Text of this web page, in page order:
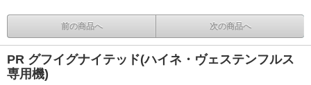
前の商品へ 次の商品へ
PR グフイグナイテッド(ハイネ・ヴェステンフルス
専用機)